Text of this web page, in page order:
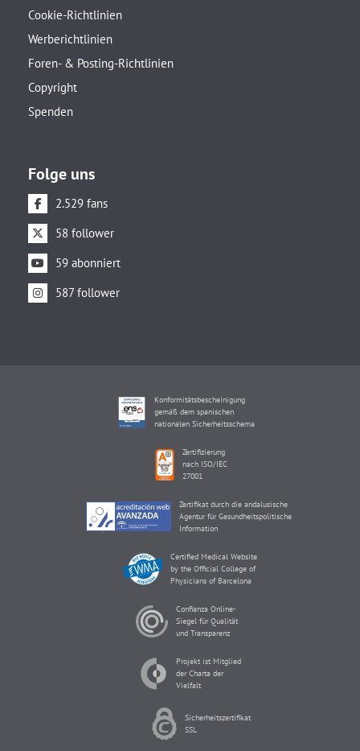
Cookie-Richtlinien
Werberichtlinien
Foren- & Posting-Richtlinien
Copyright
Spenden
Folge uns
2.529 fans
58 follower
59 abonniert
587 follower
Konformitätsbescheinigung
gemäß dem spanischen
nationalen Sicherheitsschema
Zertifizierung
nach ISO/IEC
27001
Zertifikat durch die andalusische
Agentur für Gesundheitspolitische
Information
Certified Medical Website
by the Official College of
Physicians of Barcelona
Confianza Online-
Siegel für Qualität
und Transparenz
Projekt ist Mitglied
der Charta der
Vielfalt
Sicherheitszertifikat
SSL